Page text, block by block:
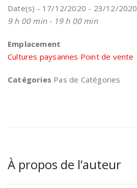
Date(s) - 17/12/2020 - 23/12/2020
9 h 00 min - 19 h 00 min
Emplacement
Cultures paysannes Point de vente
Catégories Pas de Catégories
À propos de l’auteur